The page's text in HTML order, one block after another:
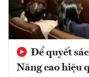
Để quyết
Nâng cao hiệu